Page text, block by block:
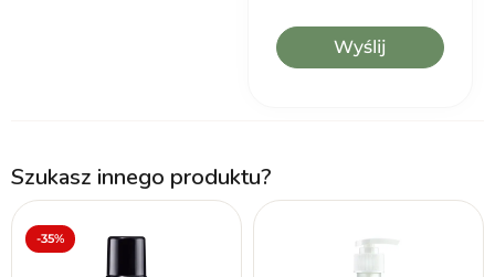
Szukasz innego produktu?
-35%